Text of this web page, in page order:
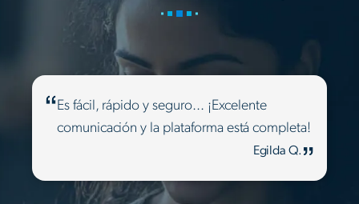
Es fácil, rápido y seguro... ¡Excelente
comunicación y la plataforma está completa!
Egilda Q.